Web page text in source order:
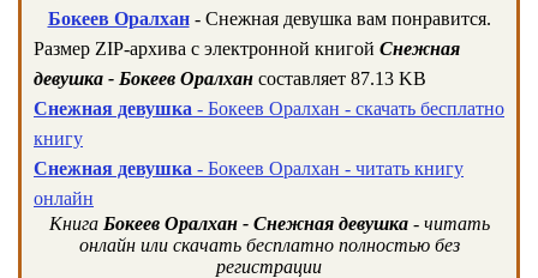
Бокеев Оралхан- Снежная девушка вам понравится.
Размер ZIP-архива c электронной книгой Снежная
девушка - Бокеев Оралхан составляет 87.13 KB
Снежная девушка - Бокеев Оралхан - скачать бесплатно
книгу
Снежная девушка - Бокеев Оралхан - читать книгу
онлайн
Книга Бокеев Оралхан - Снежная девушка- читать
онлайн или скачать бесплатно полностью без
регистрации